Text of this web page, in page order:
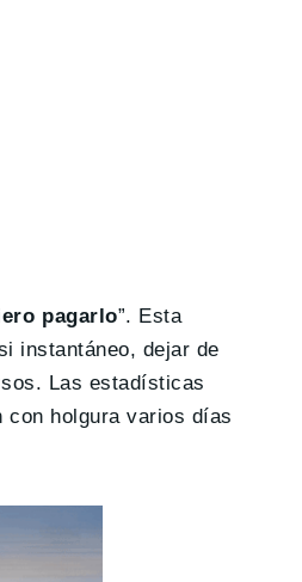
pagarlo”. Esta
instantáneo, dejar de
Las estadísticas
con holgura varios días